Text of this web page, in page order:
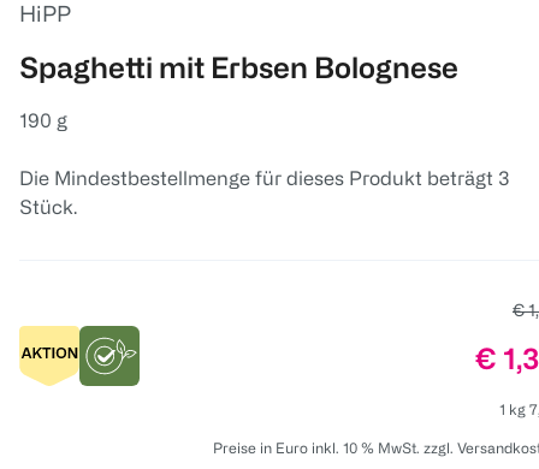
HiPP
Spaghetti mit Erbsen Bolognese
190 g
Die Mindestbestellmenge für dieses Produkt beträgt 3
Stück.
€
€
1 kg
Preise in Euro inkl. 10 % MwSt. zzgl.